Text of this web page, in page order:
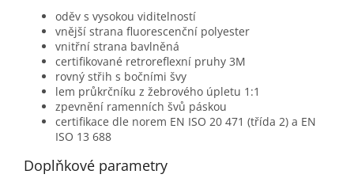
oděv s vysokou viditelností
vnější strana fluorescenční polyester
vnitřní strana bavlněná
certifikované retroreflexní pruhy 3M
rovný střih s bočními švy
lem průkrčníku z žebrového úpletu 1:1
zpevnění ramenních švů páskou
certifikace dle norem EN ISO 20 471 (třída 2) a EN
ISO 13 688
Doplňkové parametry